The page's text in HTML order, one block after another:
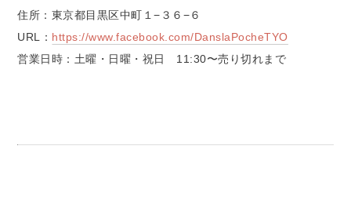
住所：東京都目黒区中町１−３６−６
URL： https://www.facebook.com/DanslaPocheTYO
営業日時：土曜・日曜・祝日 11:30〜売り切れまで